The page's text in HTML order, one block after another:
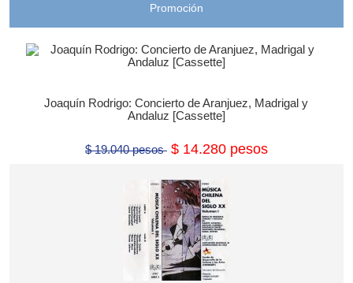
Promoción
Joaquín Rodrigo: Concierto de Aranjuez, Madrigal y
Andaluz [Cassette]
$ 19.040 pesos $ 14.280 pesos